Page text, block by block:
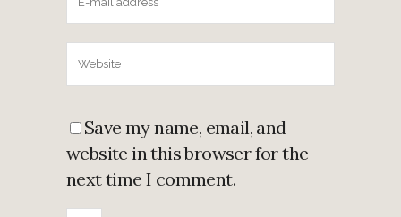
Save my name, email, and
website in this browser for the
next time I comment.